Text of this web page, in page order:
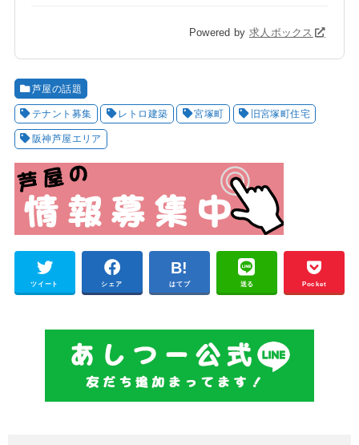
Powered by 求人ボックス
芦屋の話題
テナント募集 レトロ建築 宮塚町 旧宮塚町住宅
阪神芦屋エリア
ツイート シェア はてブ 送る Pocket